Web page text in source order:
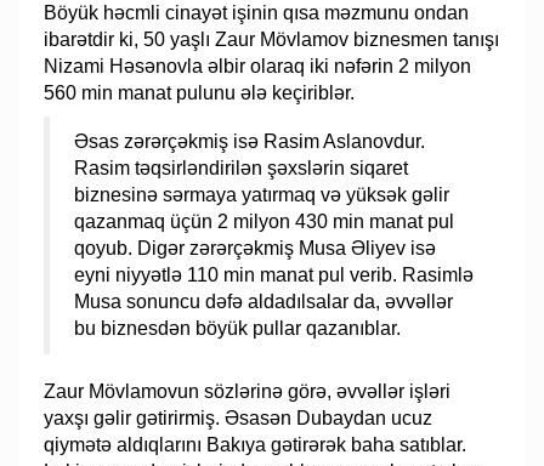
Böyük həcmli cinayət işinin qısa məzmunu ondan
ibarətdir ki, 50 yaşlı Zaur Mövlamov biznesmen tanışı
Nizami Həsənovla əlbir olaraq iki nəfərin 2 milyon
560 min manat pulunu ələ keçiriblər.
Əsas zərərçəkmiş isə Rasim Aslanovdur.
Rasim təqsirləndirilən şəxslərin siqaret
biznesinə sərmaya yatırmaq və yüksək gəlir
qazanmaq üçün 2 milyon 430 min manat pul
qoyub. Digər zərərçəkmiş Musa Əliyev isə
eyni niyyətlə 110 min manat pul verib. Rasimlə
Musa sonuncu dəfə aldadılsalar da, əvvəllər
bu biznesdən böyük pullar qazanıblar.
Zaur Mövlamovun sözlərinə görə, əvvəllər işləri
yaxşı gəlir gətirirmiş. Əsasən Dubaydan ucuz
qiymətə aldıqlarını Bakıya gətirərək baha satıblar.